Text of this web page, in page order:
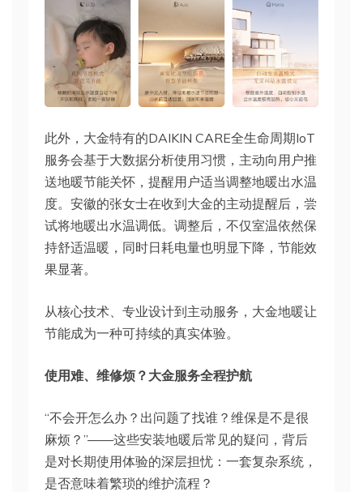
此外，大金特有的DAIKIN CARE全生命周期IoT
服务会基于大数据分析使用习惯，主动向用户推
送地暖节能关怀，提醒用户适当调整地暖出水温
度。安徽的张女士在收到大金的主动提醒后，尝
试将地暖出水温调低。调整后，不仅室温依然保
持舒适温暖，同时日耗电量也明显下降，节能效
果显著。
从核心技术、专业设计到主动服务，大金地暖让
节能成为一种可持续的真实体验。
使用难、维修烦？大金服务全程护航
“不会开怎么办？出问题了找谁？维保是不是很
麻烦？”——这些安装地暖后常见的疑问，背后
是对长期使用体验的深层担忧：一套复杂系统，
是否意味着繁琐的维护流程？